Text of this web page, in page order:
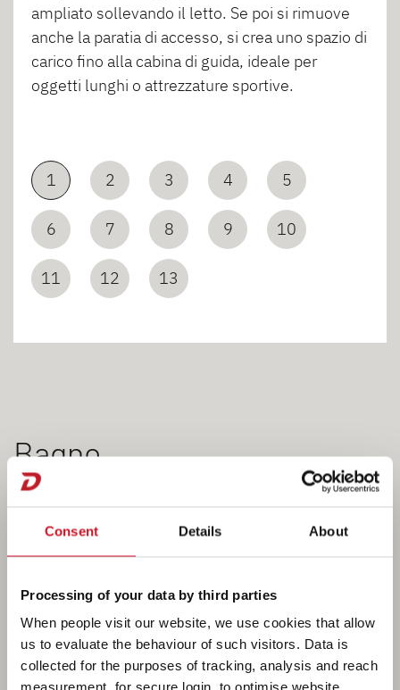
Consent Details About
Processing of your data by third parties
When people visit our website, we use cookies that allow
us to evaluate the behaviour of such visitors. Data is
collected for the purposes of tracking, analysis and reach
measurement, for secure login, to optimise website
ampliato sollevando il letto. Se poi si rimuove
anche la paratia di accesso, si crea uno spazio di
carico fino alla cabina di guida, ideale per
oggetti lunghi o attrezzature sportive.
1 2 3 4 5
6 7 8 9 10
11 12 13
Bagno
installata nel bagno di tutti i modelli Globetrail
lo spazio viene utilizzato due volte!
Chi ama fare la doccia nel veicolo apprezzerà